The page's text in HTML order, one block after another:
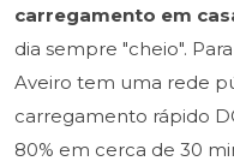
carregamento em
dia sempre "cheio".
Aveiro tem uma rede
carregamento rápido
80% em cerca de 30